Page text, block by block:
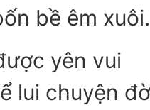
bề êm xuôi.
yên vui
lui chuyện